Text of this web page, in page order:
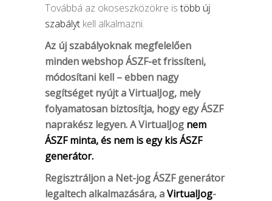
Továbbá az okoseszközökre istöbb új
szabályt kell alkalmazni.
Az új szabályoknak megfelelően
minden webshop ÁSZF-et frissíteni,
módosítani kell – ebben nagy
segítséget nyújt a VirtualJog, mely
folyamatosan biztosítja, hogy egy ÁSZF
naprakész legyen. A VirtualJog nem
ÁSZF minta, és nem is egy kis ÁSZF
generátor.
Regisztráljon a Net-jog ÁSZF generátor
legaltech alkalmazására, aVirtualJog-